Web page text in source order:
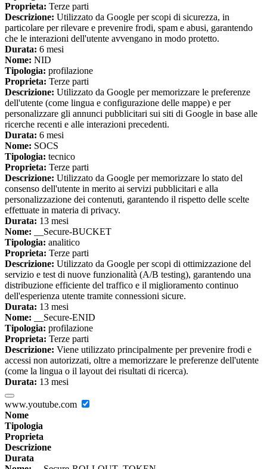
Proprieta: Terze parti
Descrizione: Utilizzato da Google per scopi di sicurezza, in
particolare per rilevare e prevenire frodi, spam e abusi, garantendo
che le interazioni dell'utente avvengano in modo protetto.
Durata: 6 mesi
Nome: NID
Tipologia: profilazione
Proprieta: Terze parti
Descrizione: Utilizzato da Google per memorizzare le preferenze
dell'utente (come lingua e configurazione delle mappe) e per
personalizzare gli annunci pubblicitari sui siti di Google in base alle
ricerche recenti e alle interazioni precedenti.
Durata: 6 mesi
Nome: SOCS
Tipologia: tecnico
Proprieta: Terze parti
Descrizione: Utilizzato da Google per memorizzare lo stato del
consenso dell'utente in merito ai servizi pubblicitari e alla
personalizzazione dei contenuti, garantendo il rispetto delle scelte
effettuate in materia di privacy.
Durata: 13 mesi
Nome: __Secure-BUCKET
Tipologia: analitico
Proprieta: Terze parti
Descrizione: Utilizzato da Google per scopi di ottimizzazione del
servizio e test di nuove funzionalità (A/B testing), garantendo una
distribuzione efficiente del traffico e il miglioramento continuo
dell'esperienza utente tramite connessioni sicure.
Durata: 13 mesi
Nome: __Secure-ENID
Tipologia: profilazione
Proprieta: Terze parti
Descrizione: Viene utilizzato principalmente per prevenire frodi e
accessi non autorizzati, oltre a memorizzare le preferenze dell'utente
(come la lingua o il layout dei risultati di ricerca).
Durata: 13 mesi
www.youtube.com
Nome
Tipologia
Proprieta
Descrizione
Durata